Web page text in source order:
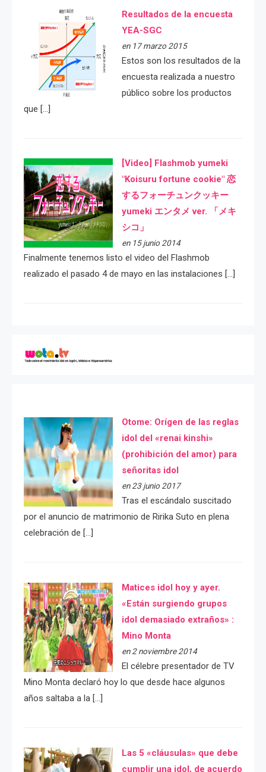
Resultados de la encuesta
YEA-SGC
en 17 marzo 2015
Estos son los resultados de la
encuesta realizada a nuestro
público sobre los productos
que […]
[Video] Flashmob yumeki
"Koisuru fortune cookie" 恋
するフォーチュンクッキー
yumeki エンタメ ver. 「メキ
シコ」
en 15 junio 2014
Finalmente tenemos listo el video del Flashmob
realizado el pasado 4 de mayo en las instalaciones […]
Otome: Orígen de las reglas
idol del «renai kinshi»
(prohibición del amor) para
señoritas idol
en 23 junio 2017
Tras el escándalo suscitado
por el anuncio de matrimonio de Ririka Suto en plena
celebración de […]
Matices idol hoy y ayer.
«Están surgiendo grupos
idol demasiado extraños» :
Mino Monta
en 2 noviembre 2014
El célebre presentador de TV
Mino Monta declaró hoy lo que desde hace algunos
años saltaba a la […]
Las 5 «cláusulas» que debe
cumplir una idol, de acuerdo